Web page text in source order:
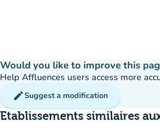
Would you like to improve this
Help Affluences users access more
editSuggest a modification
Etablissements similaires